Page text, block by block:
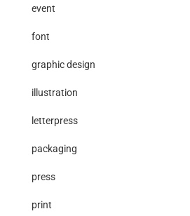
event
font
graphic design
illustration
letterpress
packaging
press
print